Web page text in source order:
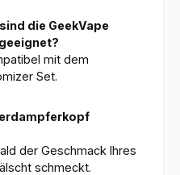
die GeekVape
mit dem
Set.
der Geschmack Ihres
schmeckt.